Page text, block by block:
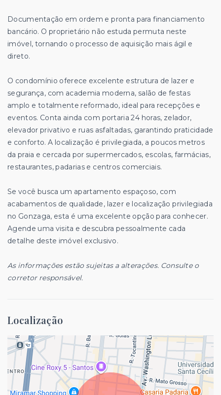
Documentação em ordem e pronta para financiamento
bancário. O proprietário não estuda permuta neste
imóvel, tornando o processo de aquisição mais ágil e
direto.
O condomínio oferece excelente estrutura de lazer e
segurança, com academia moderna, salão de festas
amplo e totalmente reformado, ideal para recepções e
eventos. Conta ainda com portaria 24 horas, zelador,
elevador privativo e ruas asfaltadas, garantindo praticidade
e conforto. A localização é privilegiada, a poucos metros
da praia e cercada por supermercados, escolas, farmácias,
restaurantes, padarias e centros comerciais.
Se você busca um apartamento espaçoso, com
acabamentos de qualidade, lazer e localização privilegiada
no Gonzaga, esta é uma excelente opção para conhecer.
Agende uma visita e descubra pessoalmente cada
detalhe deste imóvel exclusivo.
As informações estão sujeitas a alterações. Consulte o
corretor responsável.
Localização